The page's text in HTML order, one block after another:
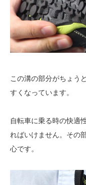
この溝の部分がちょう
すくなっています。
自転車に乗る時の快適
ればいけません。その
心です。